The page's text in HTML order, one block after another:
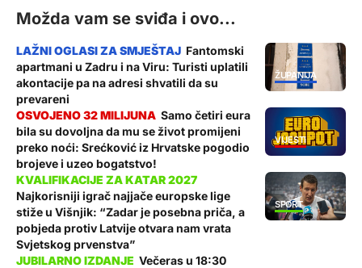
Možda vam se sviđa i ovo...
ŽUPANIJA
Fantomski
apartmani u Zadru i na Viru: Turisti uplatili
akontacije pa na adresi shvatili da su
prevareni
VIJESTI
Samo četiri eura
bila su dovoljna da mu se život promijeni
preko noći: Srećković iz Hrvatske pogodio
brojeve i uzeo bogatstvo!
SPORT
Najkorisniji igrač najjače europske lige
stiže u Višnjik: “Zadar je posebna priča, a
pobjeda protiv Latvije otvara nam vrata
Svjetskog prvenstva”
Večeras u 18:30